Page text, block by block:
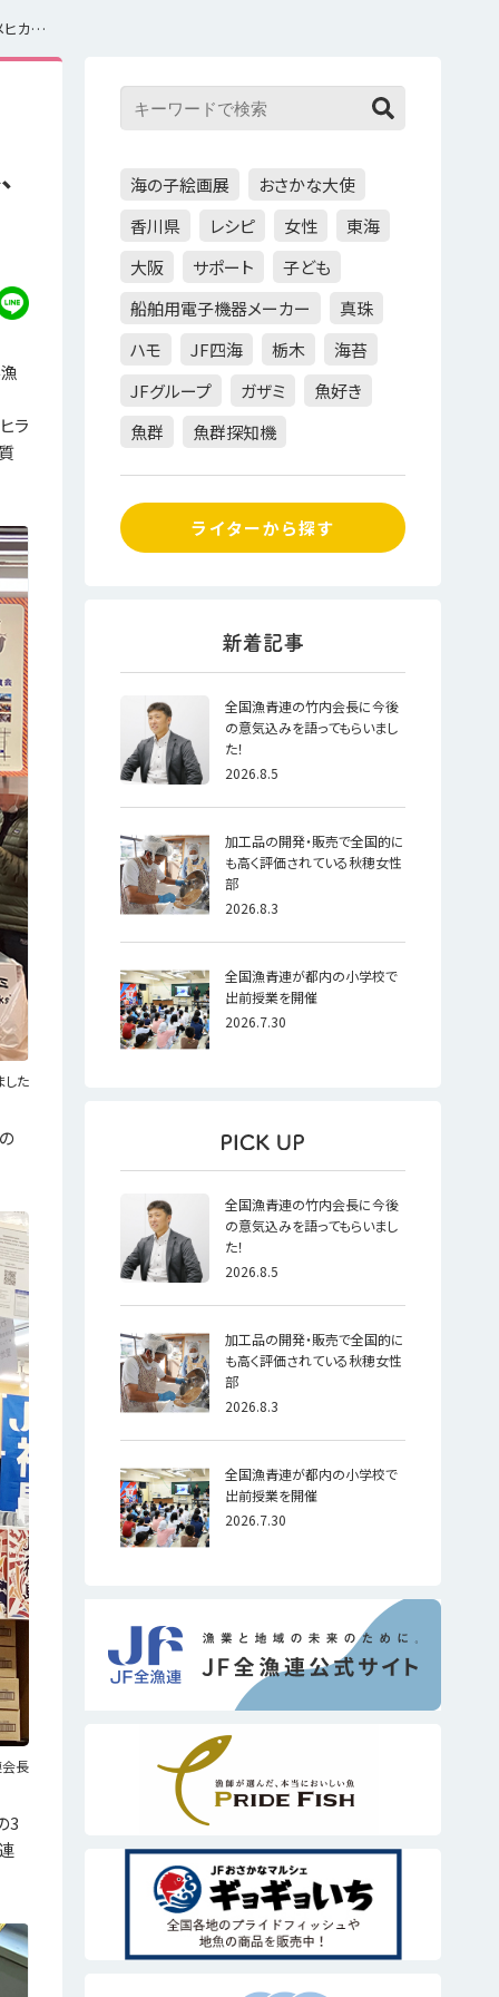
JF福島漁連が「福島県漁業の今と試食会」開催 旬のヒラメ、アンコウ、メヒカリをPR
ラ
した
長
3
海の子絵画展
おさかな大使
香川県
レシピ 女性
東海
大阪
サポート
子ども
船舶用電子機器メーカー
真珠
ハモ
JF四海 栃木
海苔
JFグループ
ガザミ
魚好き
魚群
魚群探知機
ライターから探す
全国漁青連の竹内会長に今後
の意気込みを語ってもらいまし
た！
2026.8.5
加工品の開発・販売で全国的に
も高く評価されている秋穂女性
部
2026.8.3
全国漁青連が都内の小学校で
出前授業を開催
2026.7.30
全国漁青連の竹内会長に今後
の意気込みを語ってもらいまし
た！
2026.8.5
加工品の開発・販売で全国的に
も高く評価されている秋穂女性
部
2026.8.3
全国漁青連が都内の小学校で
出前授業を開催
2026.7.30